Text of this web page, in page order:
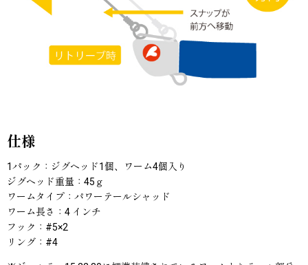
仕様
1パック：ジグヘッド1個、ワーム4個入り
ジグヘッド重量：45ｇ
ワームタイプ：パワーテールシャッド
ワーム長さ：4 インチ
フック：#5×2
リング：#4